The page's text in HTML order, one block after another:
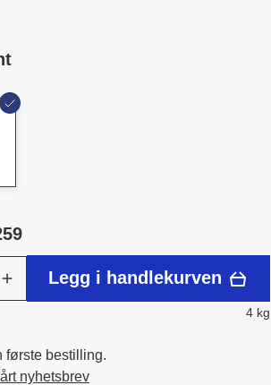
Legg i handlekurven
4 kg
første bestilling.
nyhetsbrev